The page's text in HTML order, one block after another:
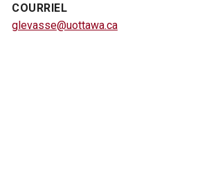
COURRIEL
glevasse@uottawa.ca